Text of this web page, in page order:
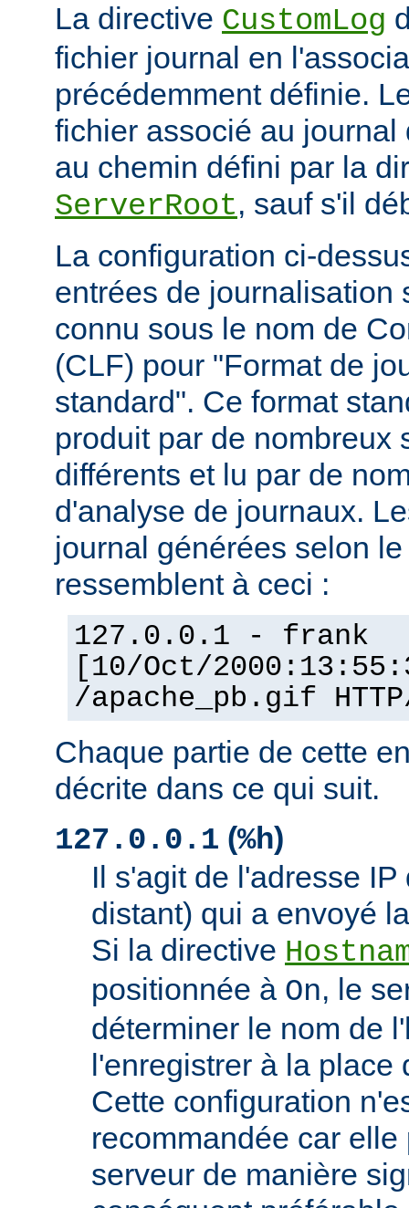
La directive CustomLog
fichier journal en
précédemment définie.
fichier associé au journal
au chemin défini par la
ServerRoot, sauf s'il
La configuration ci-
entrées de journalisation
connu sous le nom de
(CLF) pour "Format de
standard". Ce format
produit par de nombreux
différents et lu par de
d'analyse de journaux.
journal générées selon
ressemblent à ceci :
127.0.0.1 - frank
[10/Oct/
/apache_pb.gif
Chaque partie de cette
décrite dans ce qui suit.
127.0.0.1 (%h)
Il s'agit de l'adresse
distant) qui a envoyé
Si la directive
positionnée à On, le
déterminer le nom de
l'enregistrer à la place
Cette configuration
recommandée car
serveur de manière